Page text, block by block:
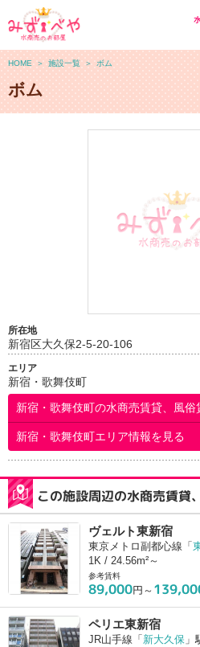
HOME ＞ 施設一覧 ＞ ボム
ボム
所在地
新宿区大久保2-5-20-106
エリア
新宿・歌舞伎町
新宿・歌舞伎町の水商売賃貸、風俗
新宿・歌舞伎町エリア情報を見る
この施設周辺の水商売賃貸
ヴェルト東新宿
東京メトロ副都心線「
1K / 24.56m²～
参考賃料
89,000円～
ペリエ東新宿
JR山手線「 新大久保 」